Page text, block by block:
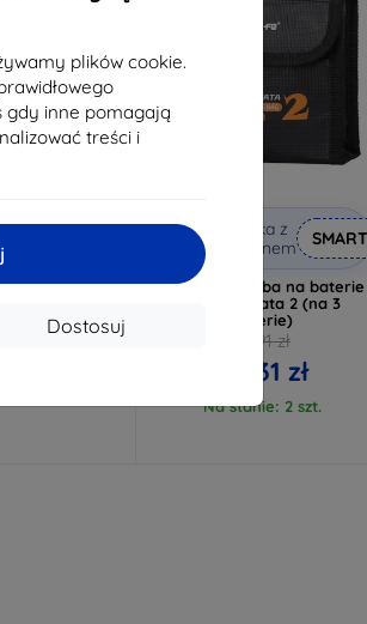
plików cookie.
gdy inne pomagają
treści i
Dostosuj
z
twarde etui
-5%
Zniżka z
kuponem
Sunnylife torba na baterie
dla DJI Avata 2 (na 3
baterie)
51,91 zł
49,31 zł
Na stanie: 2 szt.